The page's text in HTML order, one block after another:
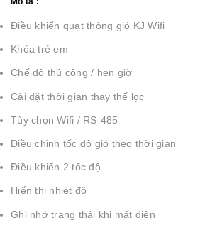
Điều khiển quạt thông gió KJ Wifi
Khóa trẻ em
Chế độ thủ công / hẹn giờ
Cài đặt thời gian thay thế lọc
Tùy chọn Wifi / RS-485
Điều chỉnh tốc độ gió theo thời gian
Điều khiển 2 tốc độ
Hiển thị nhiệt độ
Ghi nhớ trạng thái khi mất điện